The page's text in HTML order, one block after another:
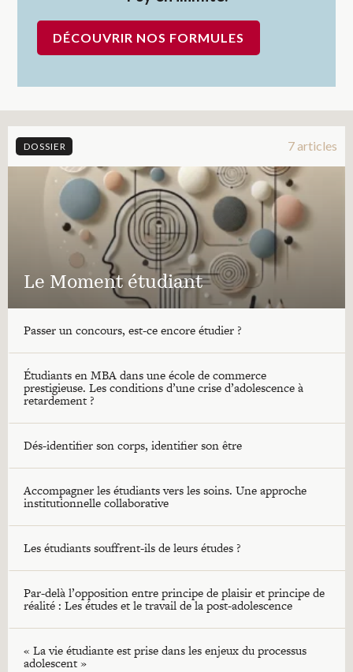
DÉCOUVRIR NOS FORMULES
DOSSIER 7 articles
Le Moment étudiant
Passer un concours, est-ce encore étudier ?
Étudiants en MBA dans une école de commerce
prestigieuse. Les conditions d’une crise d’adolescence à
retardement ?
Dés-identifier son corps, identifier son être
Accompagner les étudiants vers les soins. Une approche
institutionnelle collaborative
Les étudiants souffrent-ils de leurs études ?
Par-delà l’opposition entre principe de plaisir et principe de
réalité : Les études et le travail de la post-adolescence
« La vie étudiante est prise dans les enjeux du processus
adolescent »